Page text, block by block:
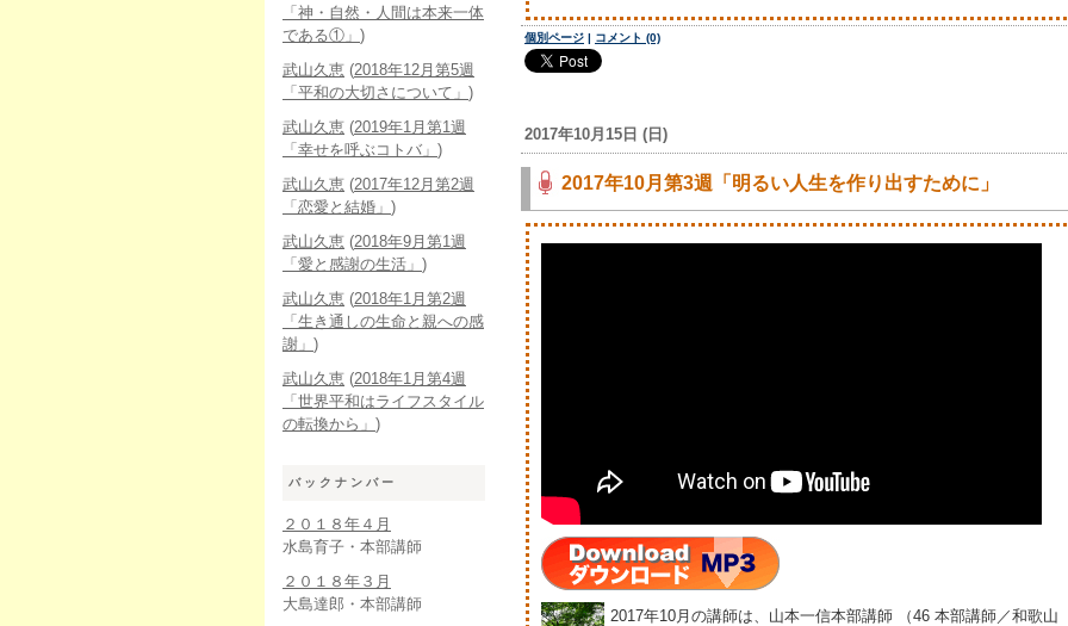
「神・自然・人間は本来一体
である①」 )
武山久恵 (2018年12月第5週
「平和の大切さについて」 )
武山久恵 (2019年1月第1週
「幸せを呼ぶコトバ」 )
武山久恵 (2017年12月第2週
「恋愛と結婚」 )
武山久恵 (2018年9月第1週
「愛と感謝の生活」 )
武山久恵 (2018年1月第2週
「生き通しの生命と親への感
謝」 )
武山久恵 (2018年1月第4週
「世界平和はライフスタイル
の転換から」 )
バックナンバー
２０１８年４月
水島育子・本部講師
２０１８年３月
大島達郎・本部講師
個別ページ | コメント (0)
2017年10月15日 (日)
2017年10月第3週「明るい人生を作り出すために」
2017年10月の講師は、山本一信本部講師 （46 本部講師／和歌山